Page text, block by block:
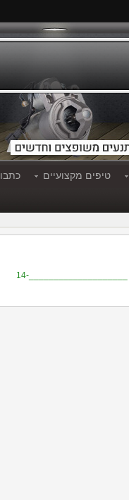
טיפים מקצועיים כתבו